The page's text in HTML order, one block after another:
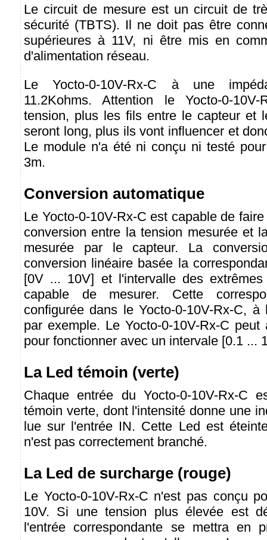
Le circuit de mesure est un circuit de
sécurité (TBTS). Il ne doit pas être
supérieures à 11V, ni être mis en
d'alimentation réseau.
Le Yocto-0-10V-Rx-C à une
11.2Kohms. Attention le Yocto-0-
tension, plus les fils entre le capteur et
seront long, plus ils vont influencer et
Le module n'a été ni conçu ni testé
3m.
Conversion automatique
Le Yocto-0-10V-Rx-C est capable de
conversion entre la tension mesurée et
mesurée par le capteur. La
conversion linéaire basée la
[0V ... 10V] et l'intervalle des
capable de mesurer. Cette
configurée dans le Yocto-0-10V-Rx-C,
par exemple. Le Yocto-0-10V-Rx-C
pour fonctionner avec un intervale [0.1 ...
La Led témoin (verte)
Chaque entrée du Yocto-0-10V-Rx-C
témoin verte, dont l'intensité donne une
lue sur l'entrée IN. Cette Led est
n'est pas correctement branché.
La Led de surcharge (rouge)
Le Yocto-0-10V-Rx-C n'est pas conçu
10V. Si une tension plus élevée est
l'entrée correspondante se mettra en